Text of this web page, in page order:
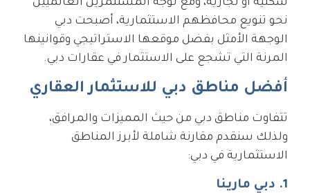
سكنية أو تجارية، ومع توجه المستثمرين العالميين
نحو تنويع محافظهم الاستثمارية، أصبحت دبي
الوجهة الأمثل بفضل موقعها الاستراتيجي وقوانينها
المرنة التي تشجع على الاستثمار في عقارات دبي.
أفضل مناطق دبي للاستثمار العقاري
تتفاوت مناطق دبي من حيث المميزات والمرافق،
ولذلك سنقدم مقارنة شاملة لأبرز المناطق
الاستثمارية في دبي:
1. دبي مارينا